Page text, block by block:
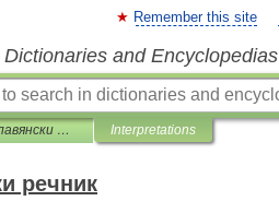
Remember this site
and Encyclopedias
Църковнославянски речник Interpretations
речник